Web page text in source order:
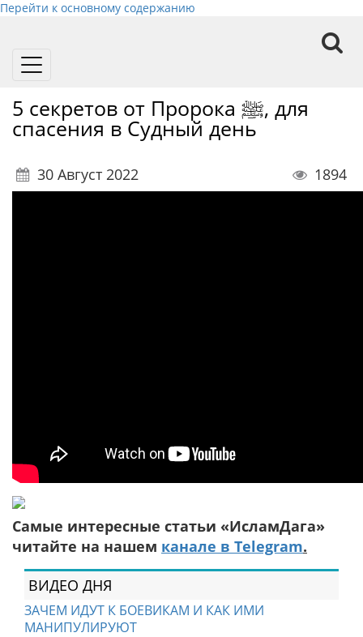
Перейти к основному содержанию
Toggle
5 секретов от Пророка ﷺ, для
спасения в Судный день
30 Август 2022 1894
Самые интересные статьи «ИсламДага»
читайте на нашем канале в Telegram.
ВИДЕО ДНЯ
ЗАЧЕМ ИДУТ К БОЕВИКАМ И КАК ИМИ
МАНИПУЛИРУЮТ